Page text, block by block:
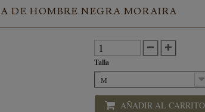
DE HOMBRE NEGRA MORAIRA
Talla
M
AÑADIR AL CARRITO